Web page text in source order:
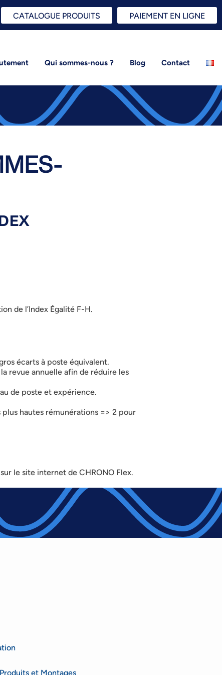
CATALOGUE PRODUITS PAIEMENT EN LIGNE
Qui sommes-nous ? Blog Contact
de l’Index Égalité F-H.
écarts à poste équivalent.
revue annuelle afin de réduire les
de poste et expérience.
hautes rémunérations => 2 pour
le site internet de CHRONO Flex.
et Montages